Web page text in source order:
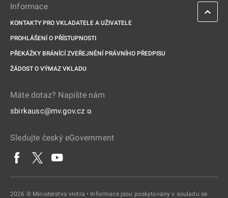
Informace
KONTAKTY PRO VKLADATELE A UŽIVATELE
PROHLÁŠENÍ O PŘÍSTUPNOSTI
PŘEKÁŽKY BRÁNÍCÍ ZVEŘEJNĚNÍ PRÁVNÍHO PŘEDPISU
ŽÁDOST O VÝMAZ VKLADU
Máte dotaz? Napište nám
sbirkausc@mv.gov.cz ⧉
Sledujte český eGovernment
2026 © Ministerstvo vnitra • Informace jsou poskytovány v souladu se